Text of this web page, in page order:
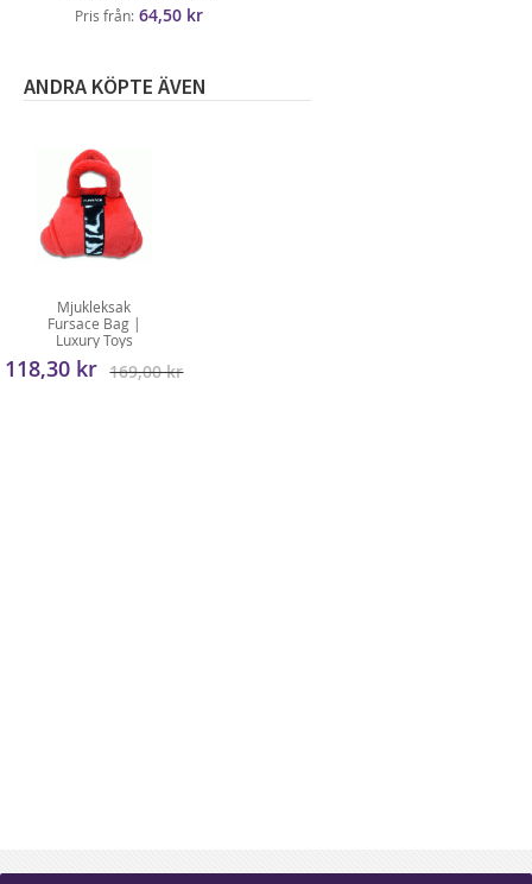
Pris från 64,50 kr
ANDRA KÖPTE ÄVEN
Mjukleksak
Fursace Bag |
Luxury Toys
118,30 kr 169,00 kr